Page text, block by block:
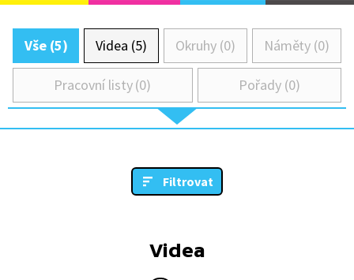
Vše (5) Videa (5) Okruhy (0) Náměty (0)
Pracovní listy (0) Pořady (0)
Filtrovat
Videa